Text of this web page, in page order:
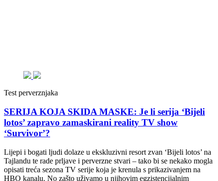
Test perverznjaka
SERIJA KOJA SKIDA MASKE: Je li serija ‘Bijeli
lotos’ zapravo zamaskirani reality TV show
‘Survivor’?
Lijepi i bogati ljudi dolaze u ekskluzivni resort zvan ‘Bijeli lotos’ na
Tajlandu te rade prljave i perverzne stvari – tako bi se nekako mogla
opisati treća sezona TV serije koja je krenula s prikazivanjem na
HBO kanalu. No zašto uživamo u njihovim egzistencijalnim